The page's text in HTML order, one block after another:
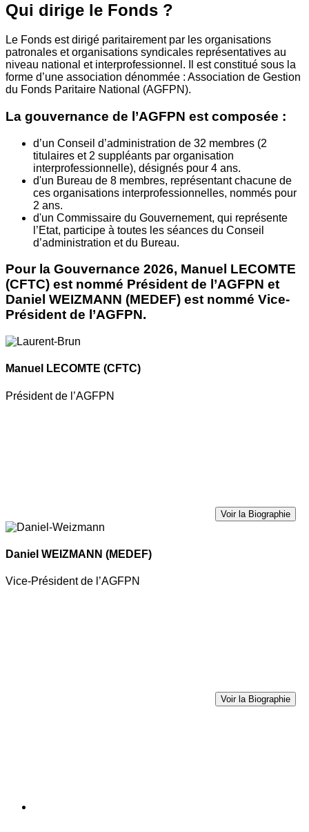
Qui dirige le Fonds ?
Le Fonds est dirigé paritairement par les organisations
patronales et organisations syndicales représentatives au
niveau national et interprofessionnel. Il est constitué sous la
forme d’une association dénommée : Association de Gestion
du Fonds Paritaire National (AGFPN).
La gouvernance de l’AGFPN est composée :
d’un Conseil d’administration de 32 membres (2
titulaires et 2 suppléants par organisation
interprofessionnelle), désignés pour 4 ans.
d'un Bureau de 8 membres, représentant chacune de
ces organisations interprofessionnelles, nommés pour
2 ans.
d'un Commissaire du Gouvernement, qui représente
l’Etat, participe à toutes les séances du Conseil
d’administration et du Bureau.
Pour la Gouvernance 2026, Manuel LECOMTE
(CFTC) est nommé Président de l’AGFPN et
Daniel WEIZMANN (MEDEF) est nommé Vice-
Président de l’AGFPN.
Manuel LECOMTE (CFTC)
Président de l’AGFPN
Voir la Biographie
Daniel WEIZMANN (MEDEF)
Vice-Président de l’AGFPN
Voir la Biographie